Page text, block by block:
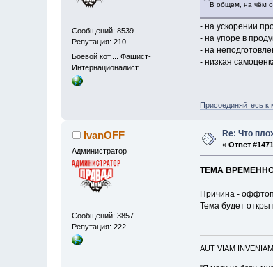
Сообщений: 8539
Репутация: 210
Боевой кот.... Фашист-
Интернационалист
В общем, на чём
- на ускорении
- на упоре в
- на
- низкая
Присоединяйтесь к
IvanOFF
Администратор
Сообщений: 3857
Репутация: 222
Re: Что
«Ответ
ТЕМА
Причина - оффтоп.
Тема будет
AUT VIAM